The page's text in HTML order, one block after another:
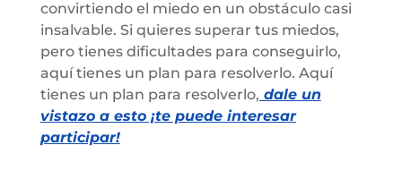
convirtiendo el miedo en un obstáculo casi
insalvable. Si quieres superar tus miedos,
pero tienes dificultades para conseguirlo,
aquí tienes un plan para resolverlo. Aquí
tienes un plan para resolverlo, dale un
vistazo a esto ¡te puede interesar
participar!